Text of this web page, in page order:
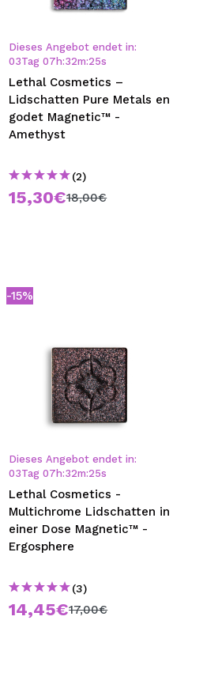
Dieses Angebot endet in:
03Tag 07 h:32m:24s
Lethal Cosmetics –
Lidschatten Pure Metals en
godet Magnetic™ -
Amethyst
(2)
15,30€18,00€
-15%
Dieses Angebot endet in:
03Tag 07 h:32m:24s
Lethal Cosmetics -
Multichrome Lidschatten in
einer Dose Magnetic™ -
Ergosphere
(3)
14,45€17,00€